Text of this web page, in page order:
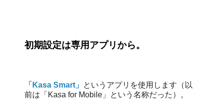
初期設定は専用アプリから。
「Kasa Smart」 というアプリを使用します（以
前は「Kasa for Mobile」という名称だった）。